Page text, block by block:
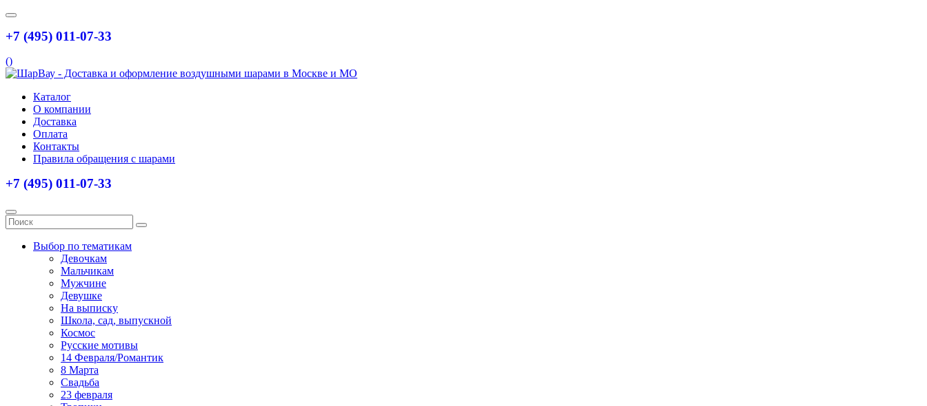
+7 (495) 011-07-33
()
Каталог
О компании
Доставка
Оплата
Контакты
Правила обращения с шарами
+7 (495) 011-07-33
Выбор по тематикам
Девочкам
Мальчикам
Мужчине
Девушке
На выписку
Школа, сад, выпускной
Космос
Русские мотивы
14 Февраля/Романтик
8 Марта
Свадьба
23 февраля